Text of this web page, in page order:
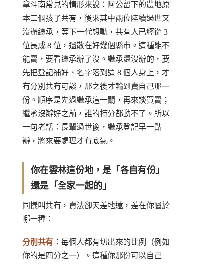
拿斗南常見的情形來說：阿公留下的農地原
本三個孩子共有，後來其中兩位陸續過世又
沒辦繼承，等下一代想動，共有人已經從 3
位長成 8 位，還散在好幾個縣市。這種能不
能賣，要看繼承辦了沒。繼承還沒辦的，要
先把登記補好、名字落到這 8 個人身上，才
有分別共有可談，那之後才輪到賣自己那一
份。順序是先過繼承這一關，再來談買賣；
繼承沒辦好之前，誰的持分都動不了。所以
一句老話：長輩過世後，繼承登記早一點
辦，將來要處理才有底氣。
你在雲林這份地，是「各自有份」
還是「全家一起的」
同樣叫共有，賣法卻天差地遠，差在你屬於
哪一種：
分別共有 ：每個人都有切出來的比例（例如
你的是四分之一）。這種你那份可以自己